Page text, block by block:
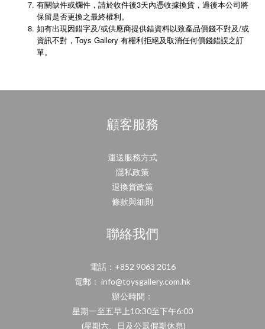
有關缺件或爛件，請於收件後3天內憑收據換貨，過後本公司將
保留是否更換之最終權利。
如有出現因錯字及/或供應商提供錯資料以致產品價錢不對及/或
資訊不對，Toys Gallery 有權利拒絕及取消任何價錢錯誤之訂
單。
顧客服務
運送服務方式
隱私政策
退換貨政策
條款與細則
聯絡我們
電話：+852 9063 2016
電郵： info@toysgallery.com.hk
辦公時間：
星期一至五早上10:30至下午6:00
(星期六、日及公眾假期休息)